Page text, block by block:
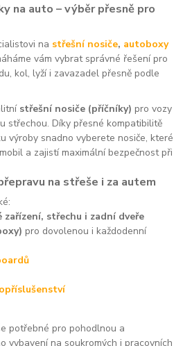
na auto – výběr přesně pro
na střešní nosiče, autoboxy
vám vybrat správné řešení pro
kol, lyží i zavazadel přesně podle
střešní nosiče (příčníky) pro vozy
střechou. Díky přesné kompatibilitě
výroby snadno vyberete nosiče, které
a zajistí maximální bezpečnost při
na střeše i za autem
střechu i zadní dveře
pro dovolenou i každodenní
potřebné pro pohodlnou a
vybavení na soukromých i pracovních